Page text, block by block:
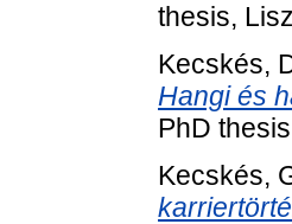
thesis,
Kecskés,
Hangi és
PhD
Kecskés,